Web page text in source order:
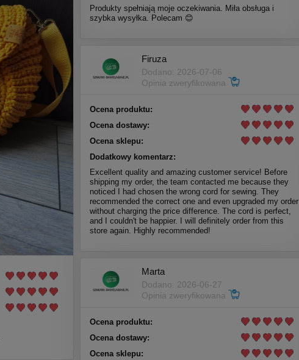
Produkty spełniają moje oczekiwania. Miła obsługa i
szybka wysyłka. Polecam 😊
Firuza
Dodano: 2026-07-06
Opinia zweryfikowana
Ocena produktu:
Ocena dostawy:
Ocena sklepu:
Dodatkowy komentarz:
Excellent quality and amazing customer service! Before
shipping my order, the team contacted me because they
noticed I had chosen the wrong cord for sewing. They
recommended the correct one and even upgraded my order
without charging the price difference. The cord is perfect,
and I couldn't be happier. I will definitely order from this
store again. Highly recommended!
Marta
Dodano: 2026-06-27
Opinia zweryfikowana
Ocena produktu:
Ocena dostawy:
Ocena sklepu: